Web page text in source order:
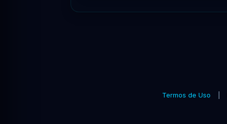
Termos de Uso